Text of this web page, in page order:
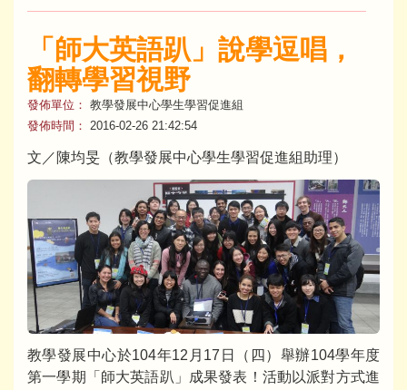
「師大英語趴」說學逗唱，
翻轉學習視野
發佈單位： 教學發展中心學生學習促進組
發佈時間：
2016-02-26 21:42:54
文／陳均旻（教學發展中心學生學習促進組助理）
教學發展中心於104年12月17日（四）舉辦104學年度
第一學期「師大英語趴」成果發表！活動以派對方式進